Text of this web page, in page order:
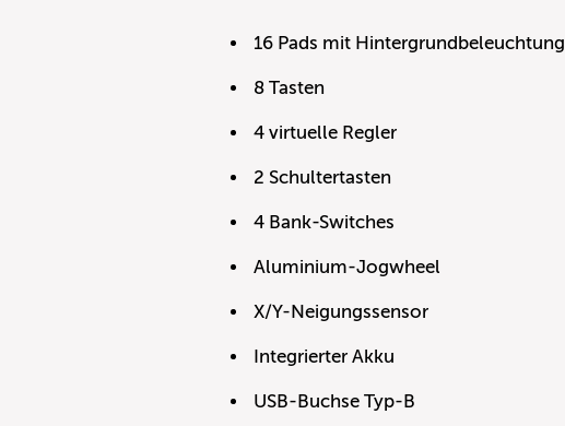
16 Pads mit Hintergrundbeleuchtung
8 Tasten
4 virtuelle Regler
2 Schultertasten
4 Bank-Switches
Aluminium-Jogwheel
X/Y-Neigungssensor
Integrierter Akku
USB-Buchse Typ-B